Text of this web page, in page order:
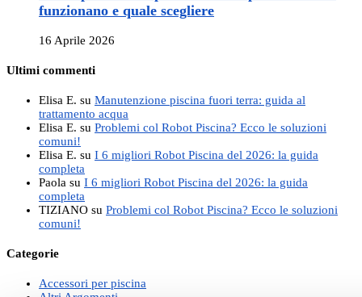
funzionano e quale scegliere
16 Aprile 2026
Ultimi commenti
Elisa E. su Manutenzione piscina fuori terra: guida al
trattamento acqua
Elisa E. su Problemi col Robot Piscina? Ecco le soluzioni
comuni!
Elisa E. su I 6 migliori Robot Piscina del 2026: la guida
completa
Paola su I 6 migliori Robot Piscina del 2026: la guida
completa
TIZIANO su Problemi col Robot Piscina? Ecco le soluzioni
comuni!
Categorie
Accessori per piscina